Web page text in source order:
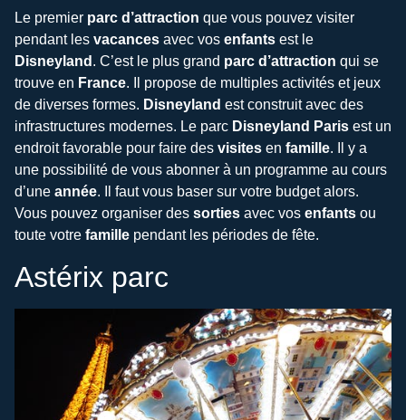
Le premier parc d’attraction que vous pouvez visiter
pendant les vacances avec vos enfants est le
Disneyland . C’est le plus grand parc d’attraction qui se
trouve en France. Il propose de multiples activités et jeux
de diverses formes. Disneyland est construit avec des
infrastructures modernes. Le parc Disneyland Paris est un
endroit favorable pour faire des visites en famille. Il y a
une possibilité de vous abonner à un programme au cours
d’une année. Il faut vous baser sur votre budget alors.
Vous pouvez organiser des sorties avec vos enfants ou
toute votre famille pendant les périodes de fête.
Astérix parc